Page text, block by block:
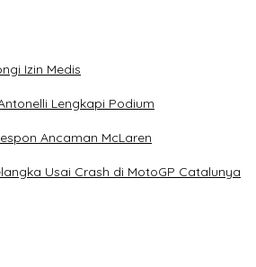
Izin Medis
Lengkapi Podium
Ancaman McLaren
Usai Crash di MotoGP Catalunya